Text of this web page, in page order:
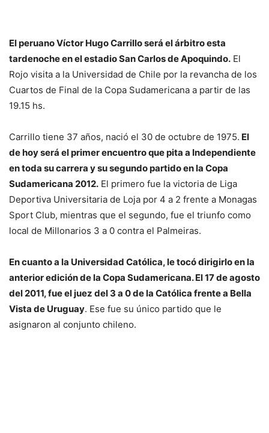
El peruano Víctor Hugo Carrillo será el árbitro esta
tardenoche en el estadio San Carlos de Apoquindo. El
Rojo visita a la Universidad de Chile por la revancha de los
Cuartos de Final de la Copa Sudamericana a partir de las
19.15 hs.
Carrillo tiene 37 años, nació el 30 de octubre de 1975. El
de hoy será el primer encuentro que pita a Independiente
en toda su carrera y su segundo partido en la Copa
Sudamericana 2012. El primero fue la victoria de Liga
Deportiva Universitaria de Loja por 4 a 2 frente a Monagas
Sport Club, mientras que el segundo, fue el triunfo como
local de Millonarios 3 a 0 contra el Palmeiras.
En cuanto a la Universidad Católica, le tocó dirigirlo en la
anterior edición de la Copa Sudamericana. El 17 de agosto
del 2011, fue el juez del 3 a 0 de la Católica frente a Bella
Vista de Uruguay. Ese fue su único partido que le
asignaron al conjunto chileno.